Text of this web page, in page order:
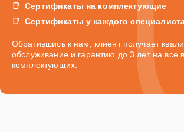
Сертификаты на комплектующие
Сертификаты у каждого
Обратившись к нам, клиент получает
обслуживание и гарантию до 3 лет на все
комплектующих.